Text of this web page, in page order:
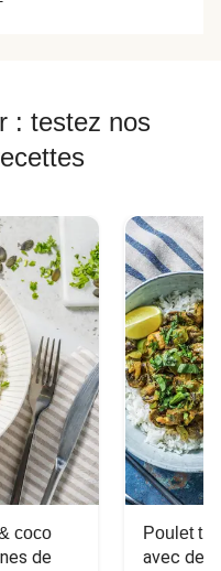
: testez nos
coco
de
Poulet
avec des